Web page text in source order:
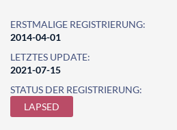
ERSTMALIGE REGISTRIERUNG:
2014-04-01
LETZTES UPDATE:
2021-07-15
STATUS DER REGISTRIERUNG:
LAPSED